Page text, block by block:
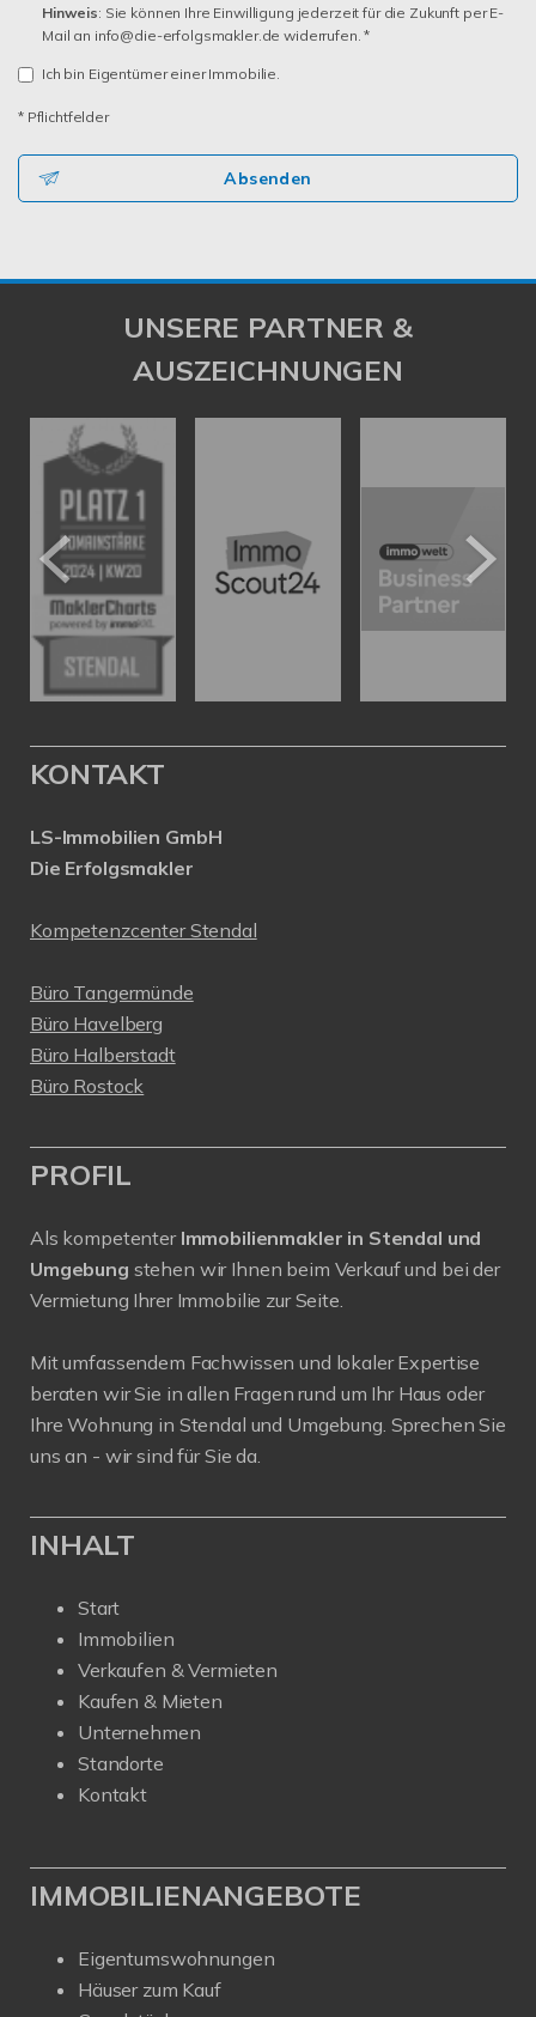
Hinweis: Sie können Ihre Einwilligung jederzeit für die Zukunft per E-
Mail an info@die-erfolgsmakler.de widerrufen. *
Ich bin Eigentümer einer Immobilie.
* Pflichtfelder
Absenden
UNSERE PARTNER &
AUSZEICHNUNGEN
KONTAKT
LS-Immobilien GmbH
Die Erfolgsmakler
Kompetenzcenter Stendal
Büro Tangermünde
Büro Havelberg
Büro Halberstadt
Büro Rostock
PROFIL
Als kompetenter Immobilienmakler in Stendal und
Umgebung stehen wir Ihnen beim Verkauf und bei der
Vermietung Ihrer Immobilie zur Seite.
Mit umfassendem Fachwissen und lokaler Expertise
beraten wir Sie in allen Fragen rund um Ihr Haus oder
Ihre Wohnung in Stendal und Umgebung. Sprechen Sie
uns an - wir sind für Sie da.
INHALT
Start
Immobilien
Verkaufen & Vermieten
Kaufen & Mieten
Unternehmen
Standorte
Kontakt
IMMOBILIENANGEBOTE
Eigentumswohnungen
Häuser zum Kauf